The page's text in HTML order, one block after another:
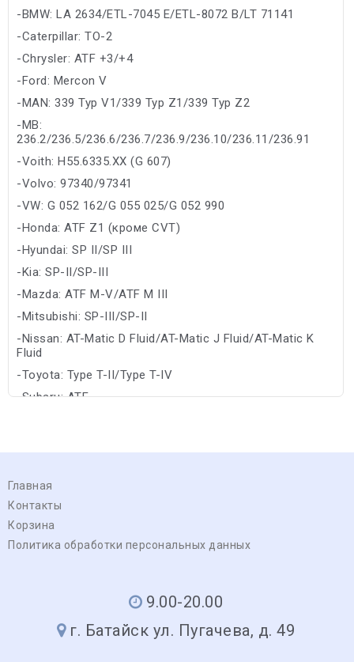
-BMW: LA 2634/ETL-7045 E/ETL-8072 B/LT 71141
-Caterpillar: TO-2
-Chrysler: ATF +3/+4
-Ford: Mercon V
-MAN: 339 Typ V1/339 Typ Z1/339 Typ Z2
-MB:
236.2/236.5/236.6/236.7/236.9/236.10/236.11/236.91
-Voith: H55.6335.XX (G 607)
-Volvo: 97340/97341
-VW: G 052 162/G 055 025/G 052 990
-Honda: ATF Z1 (кроме CVT)
-Hyundai: SP II/SP III
-Kia: SP-II/SP-III
-Mazda: ATF M-V/ATF M III
-Mitsubishi: SP-III/SP-II
-Nissan: AT-Matic D Fluid/AT-Matic J Fluid/AT-Matic K
Fluid
-Toyota: Type T-II/Type T-IV
-Subaru: ATF
Главная
Контакты
Корзина
Политика обработки персональных данных
9.00-20.00
г. Батайск ул. Пугачева, д. 49